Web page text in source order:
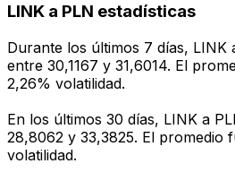
LINK a PLN estadísticas
Durante los últimos 7 días, LINK
entre 30,1167 y 31,6014. El
2,26% volatilidad.
En los últimos 30 días, LINK a
28,8062 y 33,3825. El promedio
volatilidad.